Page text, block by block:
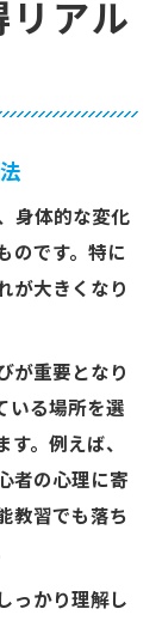
アル
身体的な変化
のです。特に
が大きくなり
が重要となり
いる場所を選
。例えば、
者の心理に寄
教習でも落ち
っかり理解し